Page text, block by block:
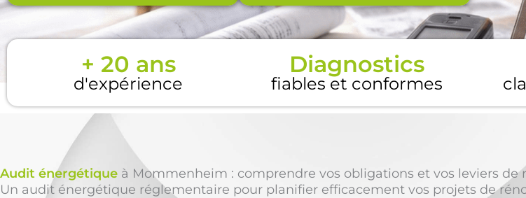
+ 20 ans
d'expérience
Diagnostics
fiables et conformes
Audit énergétique à Mommenheim : comprendre vos obligations et vos leviers de
Un audit énergétique réglementaire pour planifier efficacement vos projets de